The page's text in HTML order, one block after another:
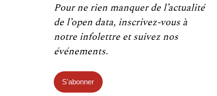
Pour ne rien manquer de l’actualité
de l’open data, inscrivez-vous à
notre infolettre et suivez nos
événements.
S'abonner